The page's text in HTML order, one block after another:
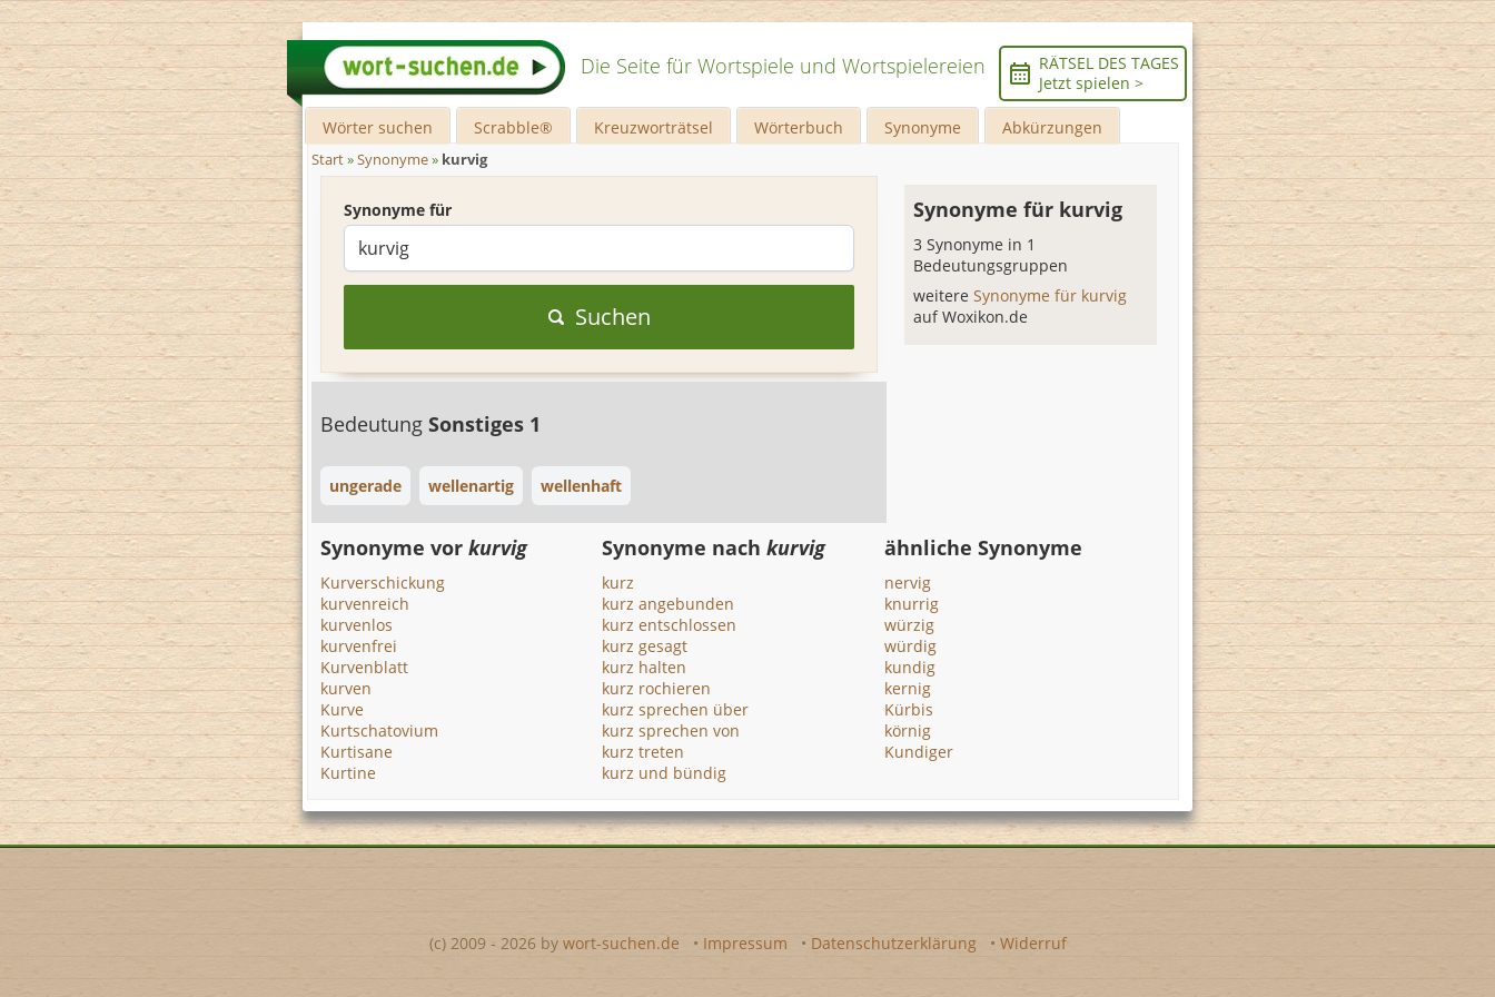
Die Seite für Wortspiele und Wortspielereien
RÄTSEL DES TAGES
Jetzt spielen >
Wörter suchen Scrabble® Kreuzworträtsel Wörterbuch Synonyme Abkürzungen
Start»Synonyme» kurvig
Synonyme für
Suchen
Bedeutung Sonstiges 1
ungerade wellenartig wellenhaft
Synonyme für kurvig
3 Synonyme in 1
Bedeutungsgruppen
weitereSynonyme für kurvig
auf Woxikon.de
Synonyme vor kurvig
Kurverschickung
kurvenreich
kurvenlos
kurvenfrei
Kurvenblatt
kurven
Kurve
Kurtschatovium
Kurtisane
Kurtine
Synonyme nachkurvig
kurz
kurz angebunden
kurz entschlossen
kurz gesagt
kurz halten
kurz rochieren
kurz sprechen über
kurz sprechen von
kurz treten
kurz und bündig
ähnliche Synonyme
nervig
knurrig
würzig
würdig
kundig
kernig
Kürbis
körnig
Kundiger
(c) 2009 - 2026 by wort-suchen.de • Impressum • Datenschutzerklärung • Widerruf